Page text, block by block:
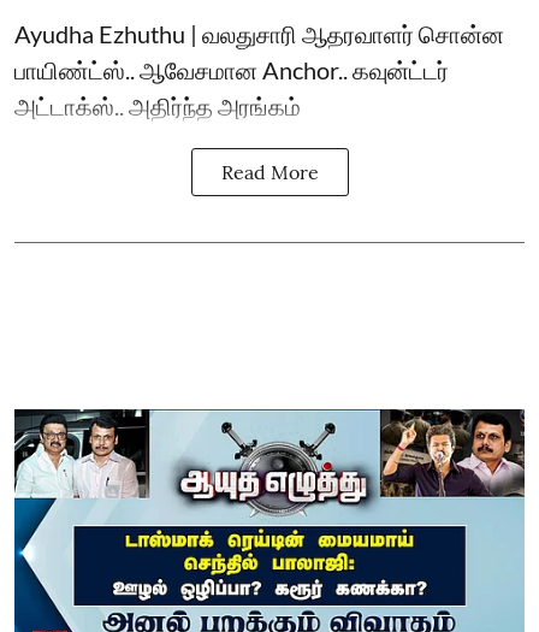
Ayudha Ezhuthu | வலதுசாரி ஆதரவாளர் சொன்ன
பாயிண்ட்ஸ்.. ஆவேசமான Anchor.. கவுன்ட்டர்
அட்டாக்ஸ்.. அதிர்ந்த அரங்கம்
Read More